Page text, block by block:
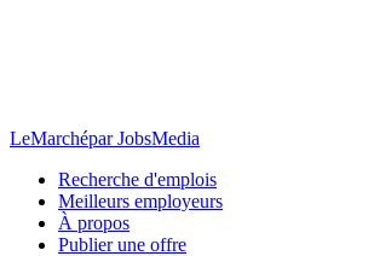
LeMarchépar JobsMedia
Recherche d'emplois
Meilleurs employeurs
À propos
Publier une offre